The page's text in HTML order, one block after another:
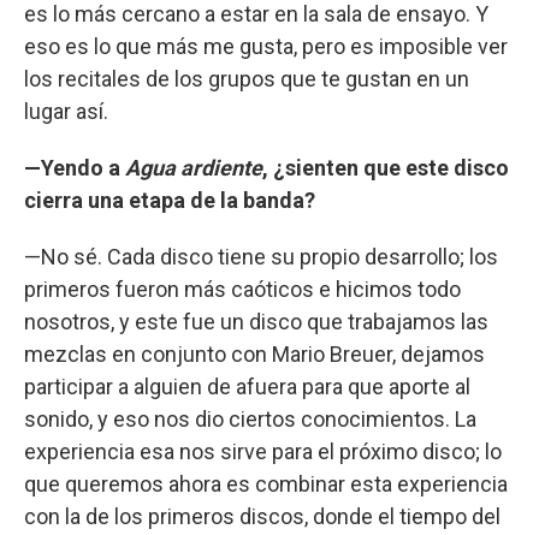
es lo más cercano a estar en la sala de ensayo. Y
eso es lo que más me gusta, pero es imposible ver
los recitales de los grupos que te gustan en un
lugar así.
—Yendo a Agua ardiente, ¿sienten que este disco
cierra una etapa de la banda?
—No sé. Cada disco tiene su propio desarrollo; los
primeros fueron más caóticos e hicimos todo
nosotros, y este fue un disco que trabajamos las
mezclas en conjunto con Mario Breuer, dejamos
participar a alguien de afuera para que aporte al
sonido, y eso nos dio ciertos conocimientos. La
experiencia esa nos sirve para el próximo disco; lo
que queremos ahora es combinar esta experiencia
con la de los primeros discos, donde el tiempo del